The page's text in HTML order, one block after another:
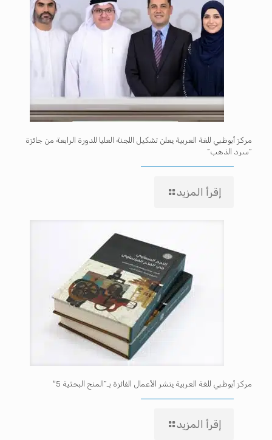
مركز أبوظبي للغة العربية يعلن تشكيل اللجنة العليا للدورة الرابعة من جائزة
“سرد الذهب”
إقرأ المزيد
مركز أبوظبي للغة العربية ينشر الأعمال الفائزة بـ”المنح البحثية 5″
إقرأ المزيد